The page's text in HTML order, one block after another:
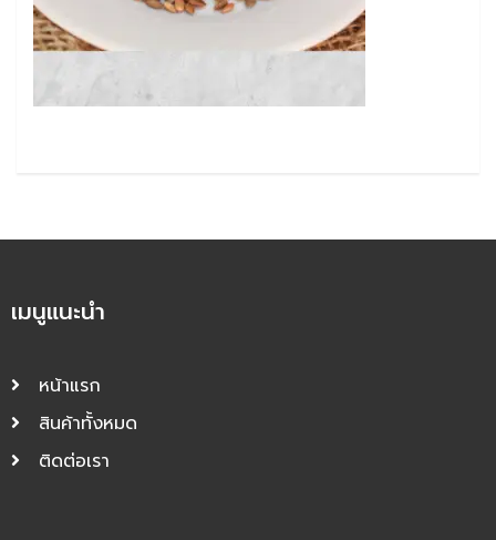
เมนูแนะนำ
หน้าแรก
สินค้าทั้งหมด
ติดต่อเรา